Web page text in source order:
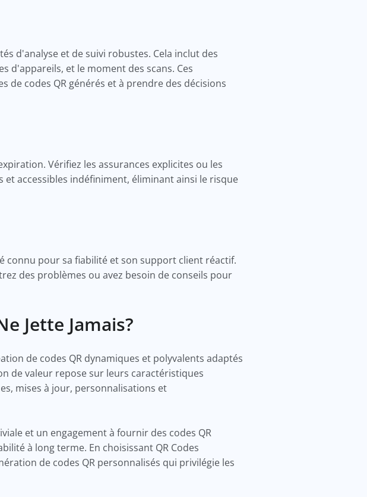
d'analyse et de suivi robustes. Cela inclut des
d'appareils, et le moment des scans. Ces
codes QR générés et à prendre des décisions
Vérifiez les assurances explicites ou les
accessibles indéfiniment, éliminant ainsi le risque
connu pour sa fiabilité et son support client réactif.
des problèmes ou avez besoin de conseils pour
Jette Jamais?
de codes QR dynamiques et polyvalents adaptés
de valeur repose sur leurs caractéristiques
mises à jour, personnalisations et
et un engagement à fournir des codes QR
à long terme. En choisissant QR Codes
de codes QR personnalisés qui privilégie les